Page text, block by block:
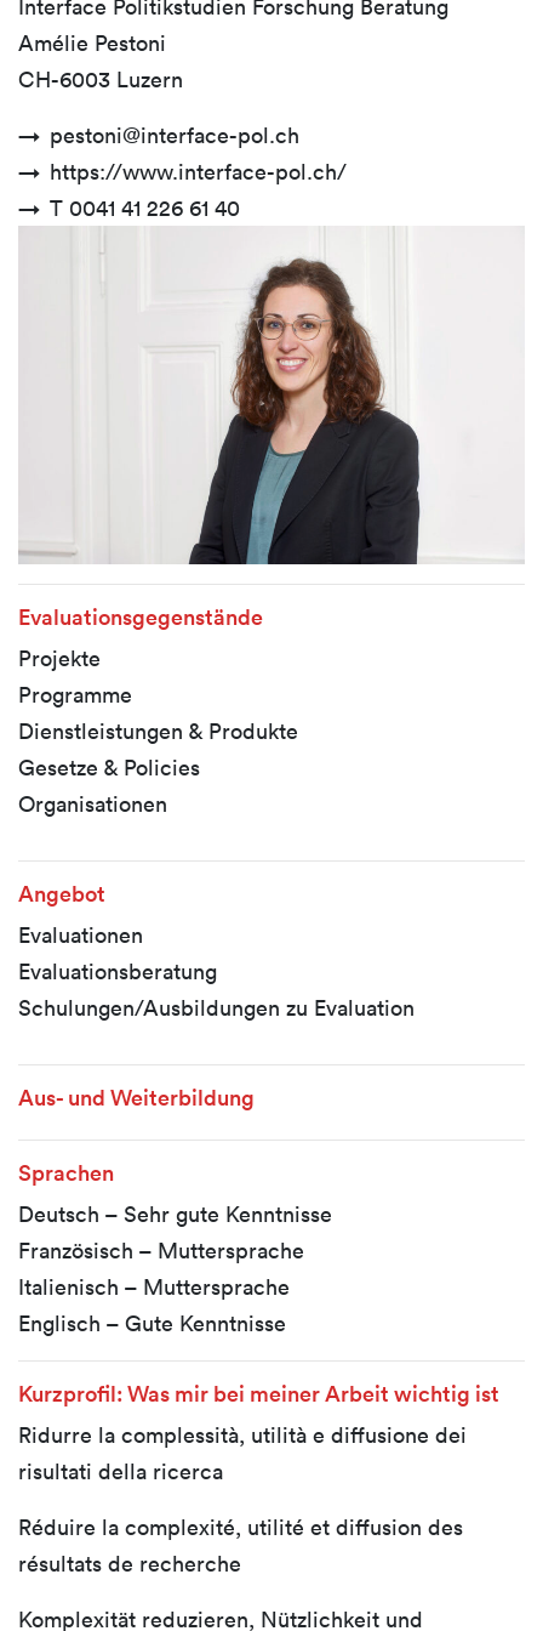
Interface Politikstudien Forschung Beratung
Amélie Pestoni
CH-6003 Luzern
pestoni@interface-pol.ch
https://www.interface-pol.ch/
T 0041 41 226 61 40
Evaluationsgegenstände
Projekte
Programme
Dienstleistungen & Produkte
Gesetze & Policies
Organisationen
Angebot
Evaluationen
Evaluationsberatung
Schulungen/Ausbildungen zu Evaluation
Aus- und Weiterbildung
Sprachen
Deutsch – Sehr gute Kenntnisse
Französisch – Muttersprache
Italienisch – Muttersprache
Englisch – Gute Kenntnisse
Kurzprofil: Was mir bei meiner Arbeit wichtig ist
Ridurre la complessità, utilità e diffusione dei
risultati della ricerca
Réduire la complexité, utilité et diffusion des
résultats de recherche
Komplexität reduzieren, Nützlichkeit und